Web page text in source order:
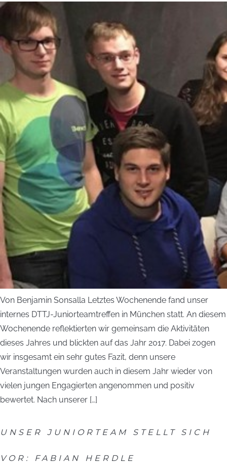
Von Benjamin Sonsalla Letztes Wochenende fand unser
internes DTTJ-Juniorteamtreffen in München statt. An diesem
Wochenende reflektierten wir gemeinsam die Aktivitäten
dieses Jahres und blickten auf das Jahr 2017. Dabei zogen
wir insgesamt ein sehr gutes Fazit, denn unsere
Veranstaltungen wurden auch in diesem Jahr wieder von
vielen jungen Engagierten angenommen und positiv
bewertet. Nach unserer […]
UNSER JUNIORTEAM STELLT SICH
VOR: FABIAN HERDLE